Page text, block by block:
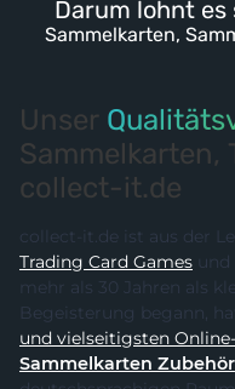
Darum lohnt es
Sammelkarten,
Unser
Sammelkarten,
collect-it.de
collect-it.de ist aus der
Trading Card Games
mehr als 30 Jahren als
Begeisterung begann,
und vielseitigsten
Sammelkarten Zubehör